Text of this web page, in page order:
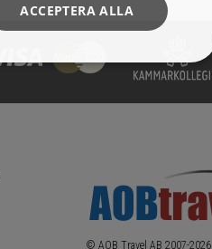
© AOB Travel AB 2007-2026
ACCEPTERA ALLA